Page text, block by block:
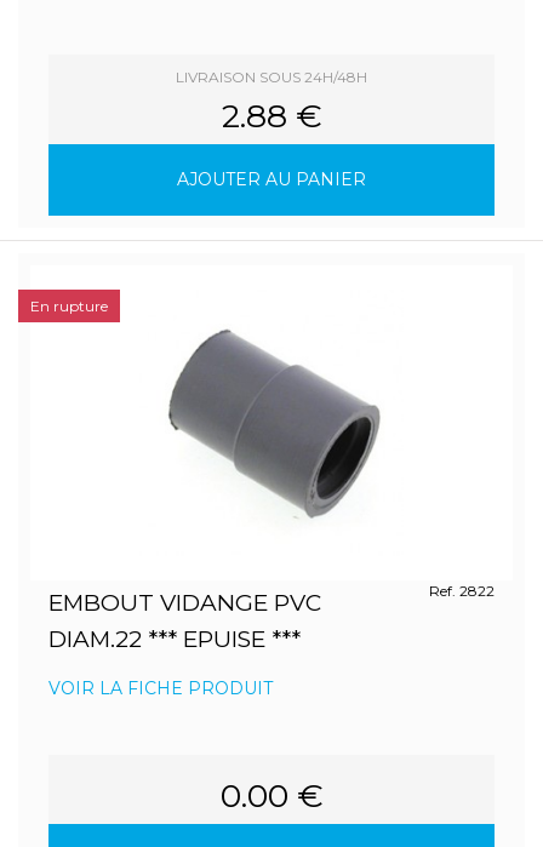
LIVRAISON SOUS 24H/48H
2.88 €
AJOUTER AU PANIER
EMBOUT VIDANGE PVC
DIAM.22 *** EPUISE ***
Ref. 2822
VOIR LA FICHE PRODUIT
0.00 €
En rupture